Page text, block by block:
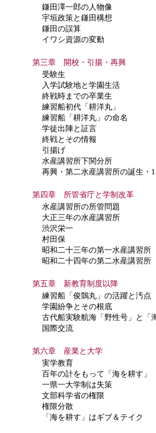
鎌田澤一郎の人物像
宇垣政策と鎌田構想
鎌田の誤算
イワシ資源の変動
第三章 開校・引揚・再興
受験生
入学試験地と学園生活
終戦時までの卒業生
練習船初代「耕洋丸」
練習船「耕洋丸」の命名
学徒出陣と証言
終戦とその情報
引揚げ
水産講習所下関分所
再興・第二水産講習所の誕生・
第四章 所管省庁と学制改革
水産講習所の所管問題
大正三年の水産講習所
渋沢栄一
村田保
昭和二十三年の第一水産講習所
昭和二十四年の第二水産講習所
第五章 新教育制度以降
練習船「俊鶻丸」の活躍と汚点
学園紛争とその根底
古代船実験航海「野性号」と「
国際交流
第六章 産業と大学
実学教育
百年の計をもって「海を耕す」
一県一大学制は失策
文部科学省の権限
権限分散
「海を耕す」はギブ＆テイク